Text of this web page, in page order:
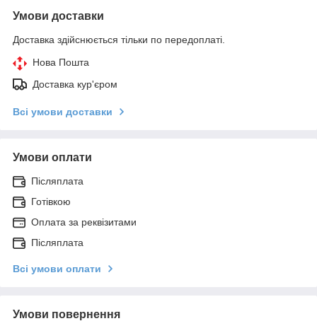
Умови доставки
Доставка здійснюється тільки по передоплаті.
Нова Пошта
Доставка кур'єром
Всі умови доставки
Умови оплати
Післяплата
Готівкою
Оплата за реквізитами
Післяплата
Всі умови оплати
Умови повернення